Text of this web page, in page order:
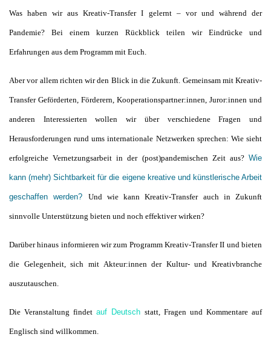
Was haben wir aus Kreativ-Transfer I gelernt – vor und während der
Pandemie? Bei einem kurzen Rückblick teilen wir Eindrücke und
Erfahrungen aus dem Programm mit Euch.
Aber vor allem richten wir den Blick in die Zukunft. Gemeinsam mit Kreativ-
Transfer Geförderten, Förderern, Kooperationspartner:innen, Juror:innen und
anderen Interessierten wollen wir über verschiedene Fragen und
Herausforderungen rund ums internationale Netzwerken sprechen: Wie sieht
erfolgreiche Vernetzungsarbeit in der (post)pandemischen Zeit aus? Wie
kann (mehr) Sichtbarkeit für die eigene kreative und künstlerische Arbeit
geschaffen werden? Und wie kann Kreativ-Transfer auch in Zukunft
sinnvolle Unterstützung bieten und noch effektiver wirken?
Darüber hinaus informieren wir zum Programm Kreativ-Transfer II und bieten
die Gelegenheit, sich mit Akteur:innen der Kultur- und Kreativbranche
auszutauschen.
Die Veranstaltung findetauf Deutsch statt, Fragen und Kommentare auf
Englisch sind willkommen.